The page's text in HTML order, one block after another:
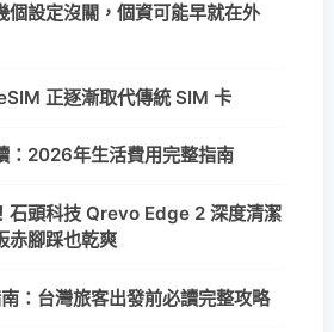
個設定沒關，個資可能早就在外
正逐漸取代傳統 SIM 卡
：2026年生活費用完整指南
石頭科技 Qrevo Edge 2 深度清潔
赤腳踩也乾爽
：台灣旅客出發前必讀完整攻略